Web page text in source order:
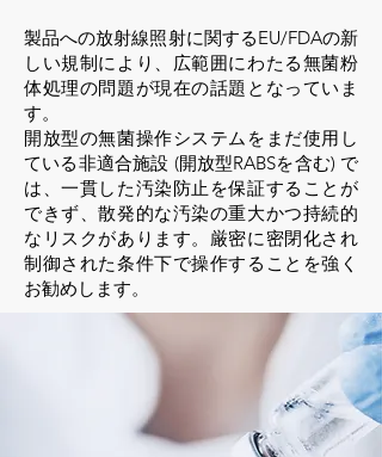
製品への放射線照射に関するEU/FDAの新
しい規制により、広範囲にわたる無菌粉
体処理の問題が現在の話題となっていま
す。
開放型の無菌操作システムをまだ使用し
ている非適合施設 (開放型RABSを含む) で
は、一貫した汚染防止を保証することが
できず、散発的な汚染の重大かつ持続的
なリスクがあります。厳密に密閉化され
制御された条件下で操作することを強く
お勧めします。